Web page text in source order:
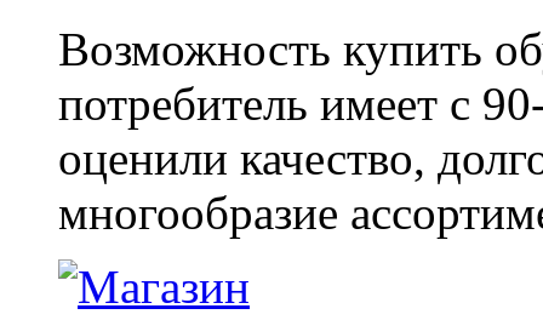
Возможность купить
потребитель имеет с
оценили качество,
многообразие